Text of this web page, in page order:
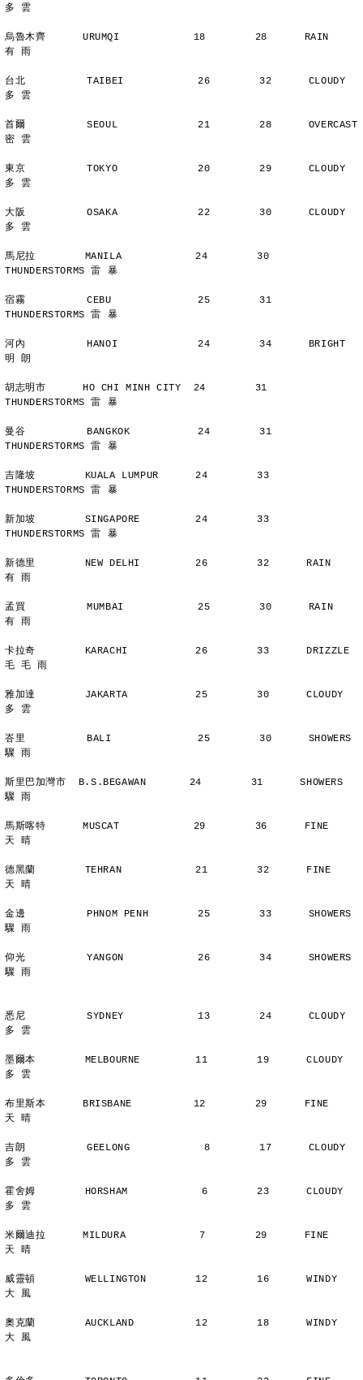
多 雲
烏魯木齊      URUMQI            18        28      RAIN
有 雨
台北          TAIBEI            26        32      CLOUDY
多 雲
首爾          SEOUL             21        28      OVERCAST
密 雲
東京          TOKYO             20        29      CLOUDY
多 雲
大阪          OSAKA             22        30      CLOUDY
多 雲
馬尼拉        MANILA            24        30
THUNDERSTORMS 雷 暴
宿霧          CEBU              25        31
THUNDERSTORMS 雷 暴
河內          HANOI             24        34      BRIGHT
明 朗
胡志明市      HO CHI MINH CITY  24        31
THUNDERSTORMS 雷 暴
曼谷          BANGKOK           24        31
THUNDERSTORMS 雷 暴
吉隆坡        KUALA LUMPUR      24        33
THUNDERSTORMS 雷 暴
新加坡        SINGAPORE         24        33
THUNDERSTORMS 雷 暴
新德里        NEW DELHI         26        32      RAIN
有 雨
孟買          MUMBAI            25        30      RAIN
有 雨
卡拉奇        KARACHI           26        33      DRIZZLE
毛 毛 雨
雅加達        JAKARTA           25        30      CLOUDY
多 雲
峇里          BALI              25        30      SHOWERS
驟 雨
斯里巴加灣市  B.S.BEGAWAN       24        31      SHOWERS
驟 雨
馬斯喀特      MUSCAT            29        36      FINE
天 晴
德黑蘭        TEHRAN            21        32      FINE
天 晴
金邊          PHNOM PENH        25        33      SHOWERS
驟 雨
仰光          YANGON            26        34      SHOWERS
驟 雨
悉尼          SYDNEY            13        24      CLOUDY
多 雲
墨爾本        MELBOURNE         11        19      CLOUDY
多 雲
布里斯本      BRISBANE          12        29      FINE
天 晴
吉朗          GEELONG            8        17      CLOUDY
多 雲
霍舍姆        HORSHAM            6        23      CLOUDY
多 雲
米爾迪拉      MILDURA            7        29      FINE
天 晴
威靈頓        WELLINGTON        12        16      WINDY
大 風
奧克蘭        AUCKLAND          12        18      WINDY
大 風